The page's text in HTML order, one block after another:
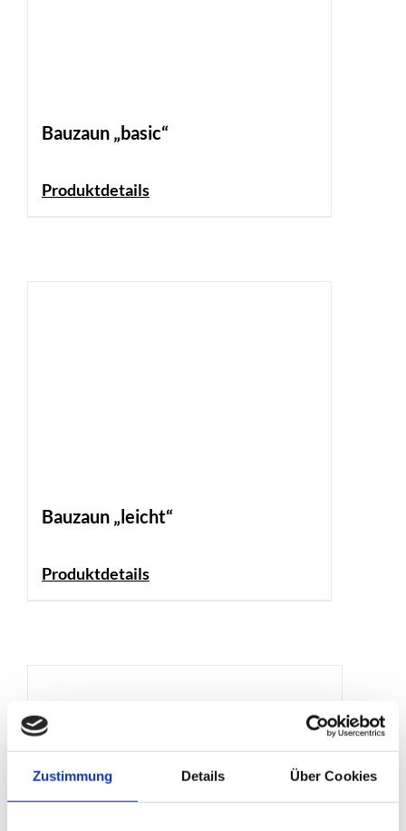
Zustimmung Details Über Cookies
Bauzaun „basic“
Produktdetails
Bauzaun „leicht“
Produktdetails